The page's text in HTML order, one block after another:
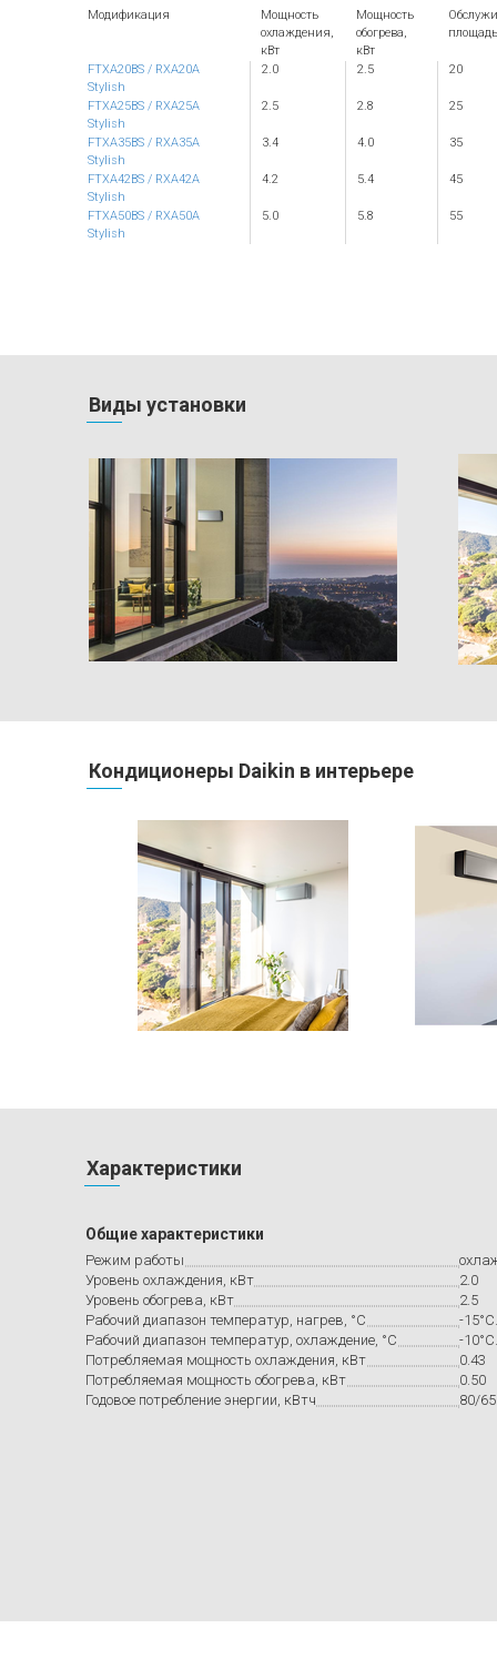
Модификация
Мощность
охлаждения,
кВт
Мощность
обогрева,
кВт
FTXA20BS / RXA20A
Stylish
2.0 2.5 20
FTXA25BS / RXA25A
Stylish
2.5 2.8 25
FTXA35BS / RXA35A
Stylish
3.4 4.0 35
FTXA42BS / RXA42A
Stylish
4.2 5.4 45
FTXA50BS / RXA50A
Stylish
5.0 5.8 55
Виды установки
Кондиционеры Daikin в интерьере
Характеристики
Общие характеристики
Режим работы
Уровень охлаждения, кВт
2.0
Уровень обогрева, кВт
2.5
Рабочий диапазон температур, нагрев, °C
-
Рабочий диапазон температур, охлаждение, °C
-
Потребляемая мощность охлаждения, кВт
0.43
Потребляемая мощность обогрева, кВт
0.50
Годовое потребление энергии, кВтч
80/